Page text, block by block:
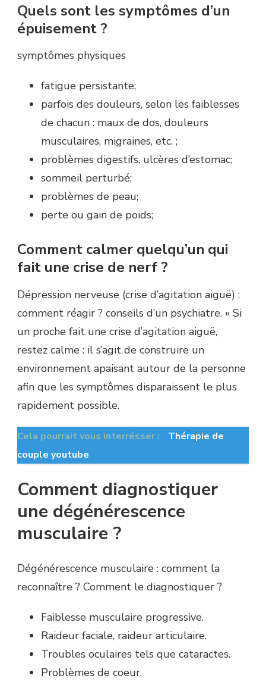
Quels sont les symptômes d’un
épuisement ?
symptômes physiques
fatigue persistante;
parfois des douleurs, selon les faiblesses
de chacun : maux de dos, douleurs
musculaires, migraines, etc. ;
problèmes digestifs, ulcères d’estomac;
sommeil perturbé;
problèmes de peau;
perte ou gain de poids;
Comment calmer quelqu’un qui
fait une crise de nerf ?
Dépression nerveuse (crise d’agitation aiguë) :
comment réagir ? conseils d’un psychiatre. « Si
un proche fait une crise d’agitation aiguë,
restez calme : il s’agit de construire un
environnement apaisant autour de la personne
afin que les symptômes disparaissent le plus
rapidement possible.
Cela pourrait vous interrésser :
Thérapie de
couple youtube
Comment diagnostiquer
une dégénérescence
musculaire ?
Dégénérescence musculaire : comment la
reconnaître ? Comment le diagnostiquer ?
Faiblesse musculaire progressive.
Raideur faciale, raideur articulaire.
Troubles oculaires tels que cataractes.
Problèmes de coeur.